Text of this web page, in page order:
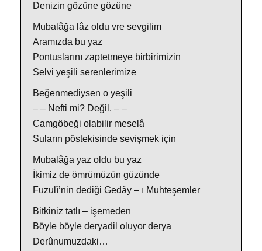
Denizin gözüne gözüne
Mubalâğa lâz oldu vre sevgilim
Aramızda bu yaz
Pontuslarını zaptetmeye birbirimizin
Selvi yeşili serenlerimize
Beğenmediysen o yeşili
– – Nefti mi? Değil. – –
Camgöbeği olabilir meselâ
Suların pöstekisinde sevişmek için
Mubalâğa yaz oldu bu yaz
İkimiz de ömrümüzün güzünde
Fuzulî’nin dediği Gedây – ı Muhteşemler
Bitkiniz tatlı – işemeden
Böyle böyle deryadil oluyor derya
Derûnumuzdaki…